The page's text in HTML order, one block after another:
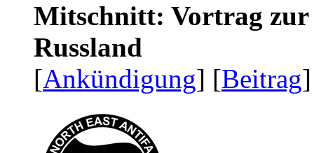
Mitschnitt: Vortrag zur
Russland
[Ankündigung] [Beitrag